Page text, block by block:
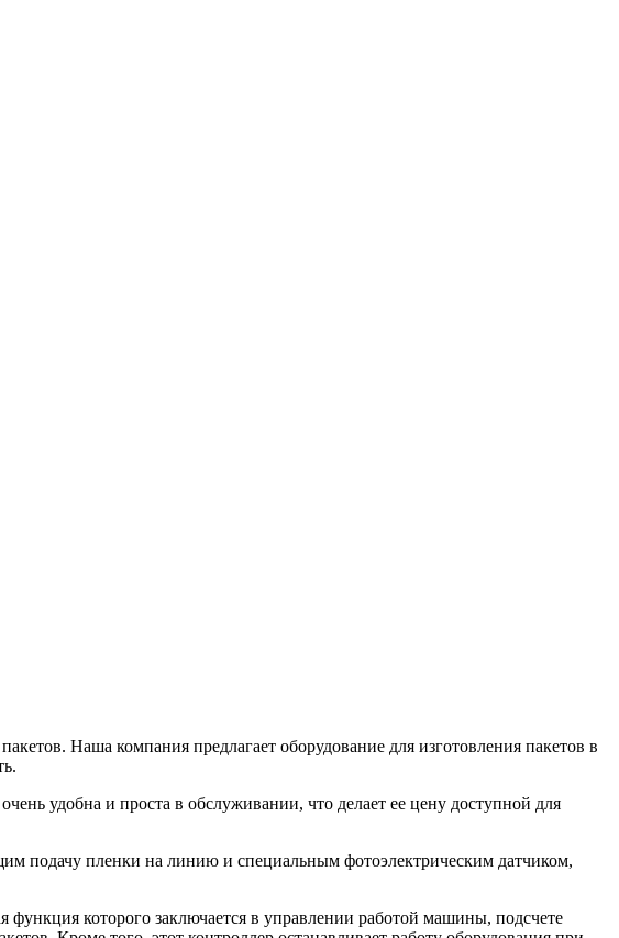
Наша компания предлагает оборудование для изготовления пакетов в
удобна и проста в обслуживании, что делает ее цену доступной для
подачу пленки на линию и специальным фотоэлектрическим датчиком,
функция которого заключается в управлении работой машины, подсчете